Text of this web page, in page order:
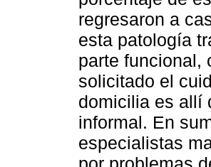
regresaron a
esta patología
parte funcional,
solicitado el
domicilia es allí
informal. En
especialistas